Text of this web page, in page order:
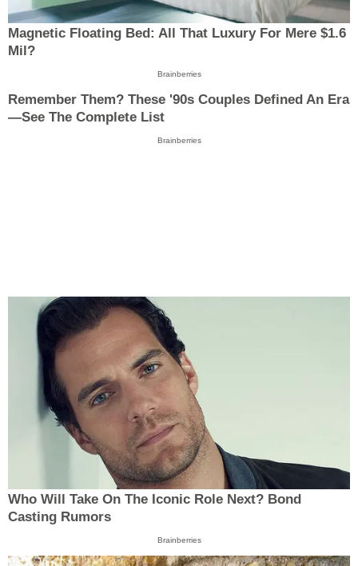
Magnetic Floating Bed: All That Luxury For Mere $1.6
Mil?
Brainberries
Remember Them? These '90s Couples Defined An Era
—See The Complete List
Brainberries
Who Will Take On The Iconic Role Next? Bond
Casting Rumors
Brainberries